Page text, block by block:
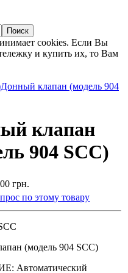
cookies. Если Вы
и купить их, то Вам
Донный клапан (модель 904
клапан
904 SСС)
грн.
по этому товару
(модель 904 SСС)
Автоматический